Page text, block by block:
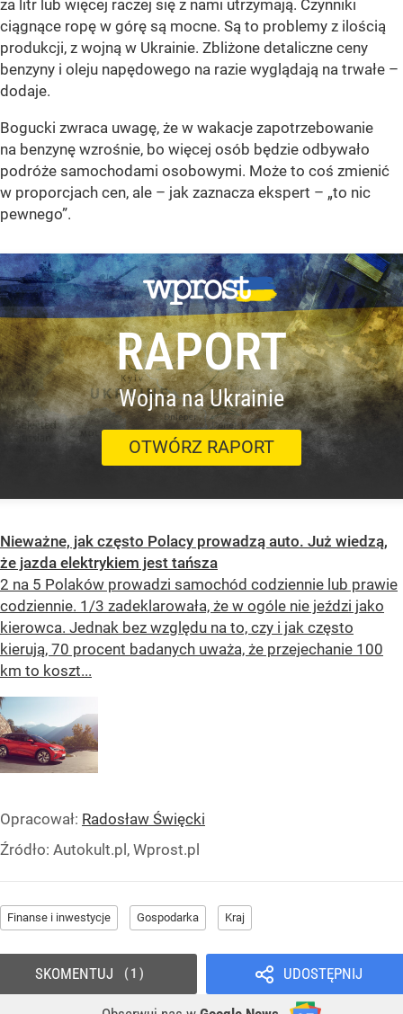
za litr lub więcej raczej się z nami utrzymają. Czynniki
ciągnące ropę w górę są mocne. Są to problemy z ilością
produkcji, z wojną w Ukrainie. Zbliżone detaliczne ceny
benzyny i oleju napędowego na razie wyglądają na trwałe –
dodaje.
Bogucki zwraca uwagę, że w wakacje zapotrzebowanie
na benzynę wzrośnie, bo więcej osób będzie odbywało
podróże samochodami osobowymi. Może to coś zmienić
w proporcjach cen, ale – jak zaznacza ekspert – „to nic
pewnego”.
RAPORT
Wojna na Ukrainie
OTWÓRZ RAPORT
Nieważne, jak często Polacy prowadzą auto. Już wiedzą,
że jazda elektrykiem jest tańsza
2 na 5 Polaków prowadzi samochód codziennie lub prawie
codziennie. 1/3 zadeklarowała, że w ogóle nie jeździ jako
kierowca. Jednak bez względu na to, czy i jak często
kierują, 70 procent badanych uważa, że przejechanie 100
km to koszt...
Opracował: Radosław Święcki
Źródło: Autokult.pl, Wprost.pl
Finanse i inwestycje Gospodarka Kraj
UDOSTĘPNIJ
SKOMENTUJ 1